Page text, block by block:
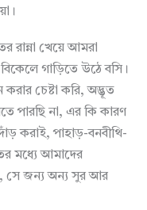
রান্না খেয়ে আমরা
গাড়িতে উঠে বসি।
করার চেষ্টা করি, অদ্ভূত
পারছি না, এর কি কারণ
করাই, পাহাড়-বনবীথি-
মধ্যে আমাদের
সে জন্য অন্য সুর আর